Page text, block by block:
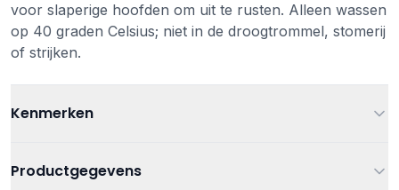
voor slaperige hoofden om uit te rusten. Alleen wassen
op 40 graden Celsius; niet in de droogtrommel, stomerij
of strijken.
Kenmerken
Productgegevens